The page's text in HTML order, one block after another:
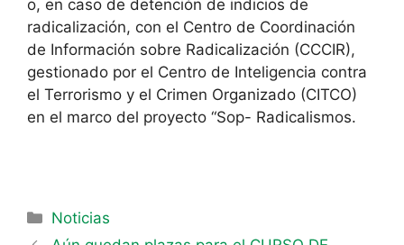
o, en caso de detención de indicios de
radicalización, con el Centro de Coordinación
de Información sobre Radicalización (CCCIR),
gestionado por el Centro de Inteligencia contra
el Terrorismo y el Crimen Organizado (CITCO)
en el marco del proyecto “Sop- Radicalismos.
Noticias